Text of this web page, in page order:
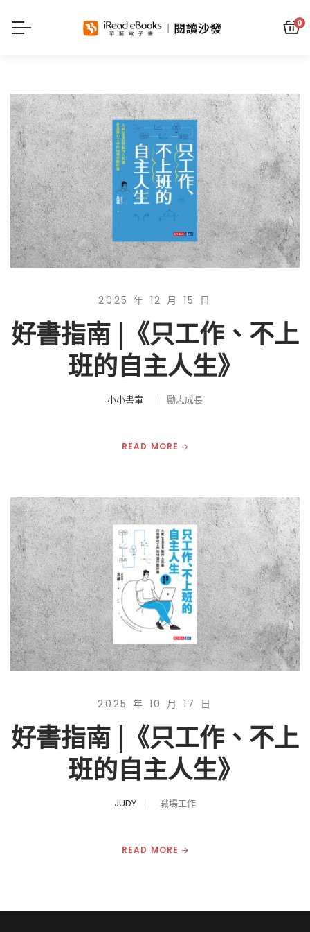
0
2025 年 12 月 15 日
好書指南 |《只工作、不上
班的自主人生》
小小書童 勵志成長
READ MORE
2025 年 10 月 17 日
好書指南 |《只工作、不上
班的自主人生》
JUDY 職場工作
READ MORE